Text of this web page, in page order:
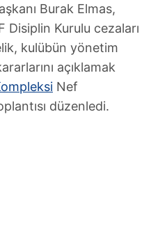
Burak Elmas,
Kurulu cezaları
kulübün yönetim
açıklamak
Nef
düzenledi.